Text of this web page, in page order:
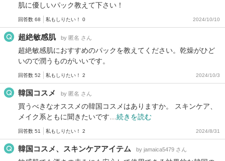
肌に優しいパック教えて下さい！
回答数 68 私もしりたい！ 0 2024/10/10
超絶敏感肌 by 匿名 さん
超絶敏感肌におすすめのパックを教えてください。乾燥がひど
いので潤うものがいいです。
回答数 52 私もしりたい！ 2 2024/10/3
韓国コスメ by 匿名 さん
買うべきなオススメの韓国コスメはありますか。 スキンケア、
メイク系ともに聞きたいです… 続きを読む
回答数 51 私もしりたい！ 2 2024/8/31
韓国コスメ、スキンケアアイテム by jamaica5479 さん